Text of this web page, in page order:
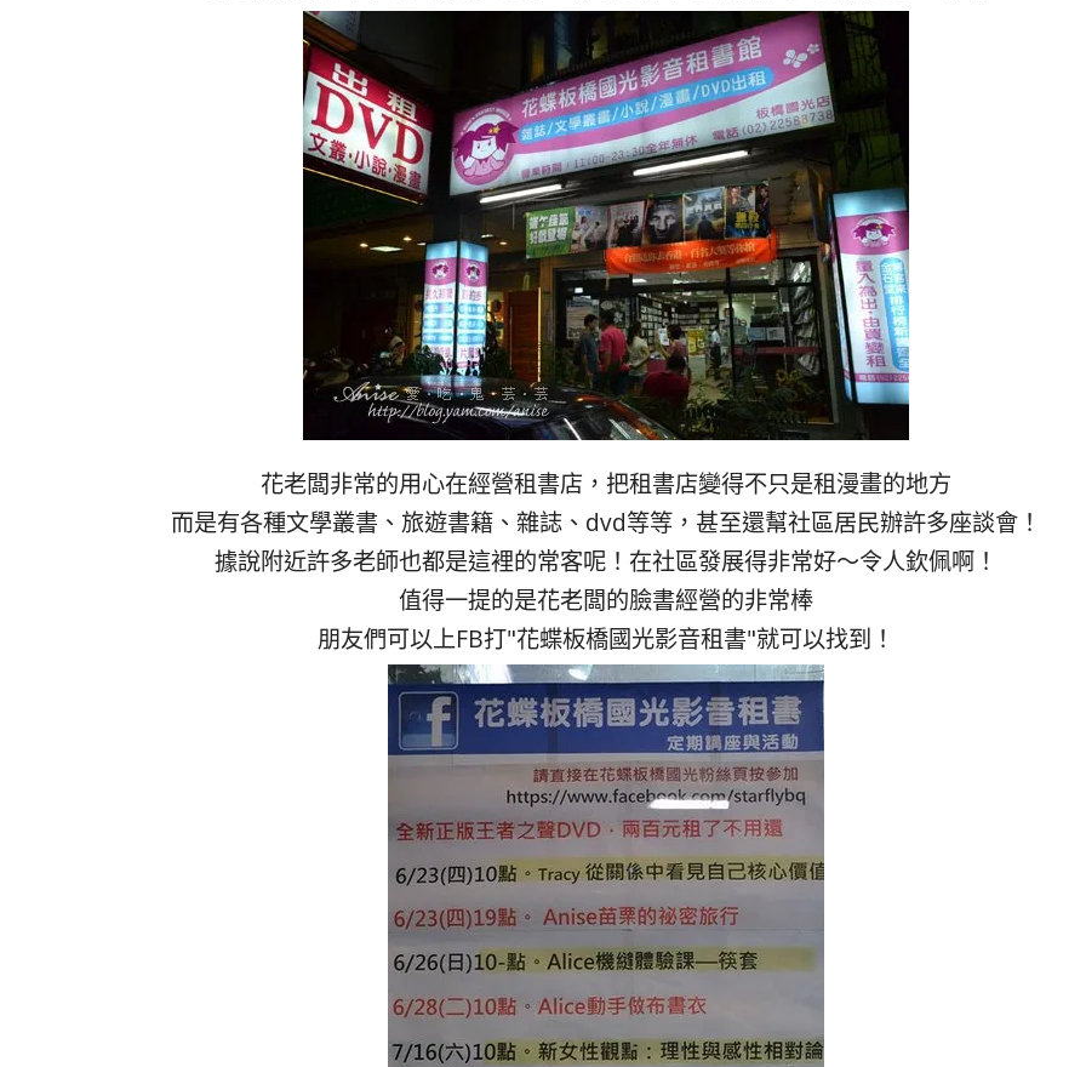
花老闆非常的用心在經營租書店，把租書店變得不只是租漫畫的地方
而是有各種文學叢書、旅遊書籍、雜誌、dvd等等，甚至還幫社區居民辦許多座談會！
據說附近許多老師也都是這裡的常客呢！在社區發展得非常好～令人欽佩啊！
值得一提的是花老闆的臉書經營的非常棒
朋友們可以上FB打"花蝶板橋國光影音租書"就可以找到！